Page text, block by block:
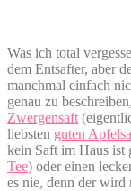
Was ich total
dem Entsafter, aber
manchmal einfach
genau zu
Zwergensaft
liebsten guten
kein Saft im Haus ist
Tee) oder einen
es nie, denn der wird